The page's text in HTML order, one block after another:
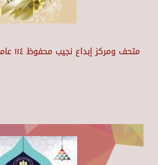
متحف ومركز إبداع نجيب محفوظ ١١٤ عاماً على ميلاد صاحب الثلاثية